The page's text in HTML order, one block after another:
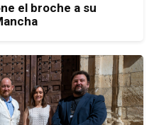
el broche a su